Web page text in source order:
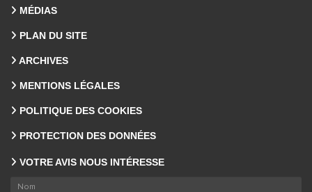
MÉDIAS
PLAN DU SITE
ARCHIVES
MENTIONS LÉGALES
POLITIQUE DES COOKIES
PROTECTION DES DONNÉES
VOTRE AVIS NOUS INTÉRESSE